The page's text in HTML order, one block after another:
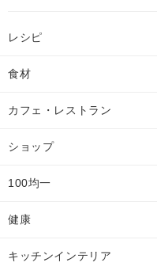
レシピ
食材
カフェ・レストラン
ショップ
100均一
健康
キッチンインテリア